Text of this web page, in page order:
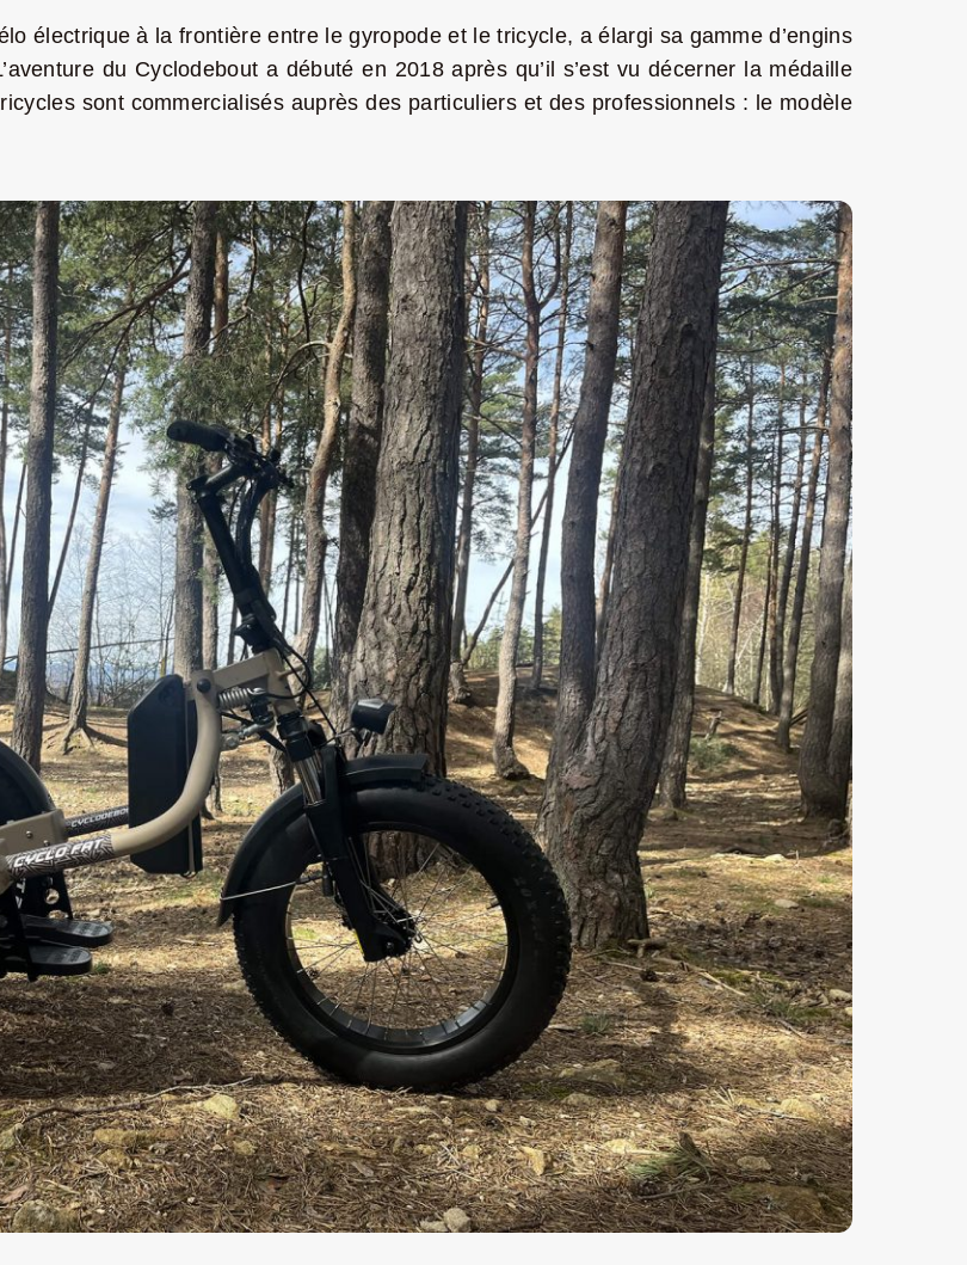
électrique à la frontière entre le gyropode et le tricycle, a élargi sa gamme d’engins
du Cyclodebout a débuté en 2018 après qu’il s’est vu décerner la médaille
sont commercialisés auprès des particuliers et des professionnels : le modèle